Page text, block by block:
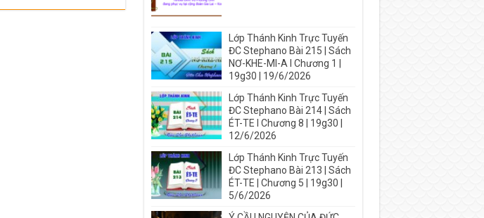
Lớp Thánh Kinh Trực Tuyến
ĐC Stephano Bài 215 | Sách
NƠ-KHE-MI-A I Chương 1 |
19g30 | 19/6/2026
Lớp Thánh Kinh Trực Tuyến
ĐC Stephano Bài 214 | Sách
ÉT-TE I Chương 8 | 19g30 |
12/6/2026
Lớp Thánh Kinh Trực Tuyến
ĐC Stephano Bài 213 | Sách
ÉT-TE | Chương 5 | 19g30 |
5/6/2026